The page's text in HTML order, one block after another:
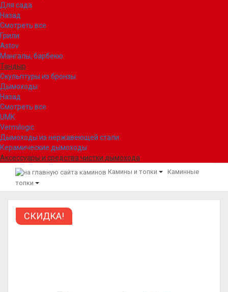
Для сада
Назад
Смотреть все
Грили
Astov
Мангалы, барбекю
Тандыр
Скульптуры из бронзы
Дымоходы
Назад
Смотреть все
UMK
Vermilogic
Дымоходы из нержавеющей стали
Керамические дымоходы
Аксессуары и средства чистки дымохода
Камины и топки
Каминные
топки
СКИДКА!